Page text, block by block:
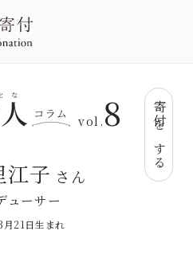
寄付をする
vol. 8
江子 さん
ューサー
21日生まれ